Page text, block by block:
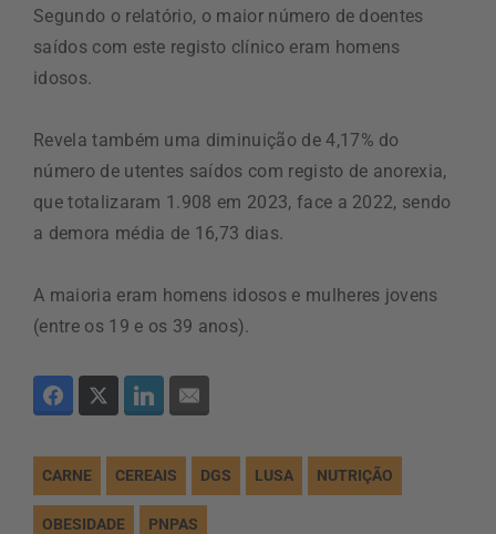
Segundo o relatório, o maior número de doentes
saídos com este registo clínico eram homens
idosos.
Revela também uma diminuição de 4,17% do
número de utentes saídos com registo de anorexia,
que totalizaram 1.908 em 2023, face a 2022, sendo
a demora média de 16,73 dias.
A maioria eram homens idosos e mulheres jovens
(entre os 19 e os 39 anos).
CARNE CEREAIS DGS LUSA NUTRIÇÃO
OBESIDADE PNPAS